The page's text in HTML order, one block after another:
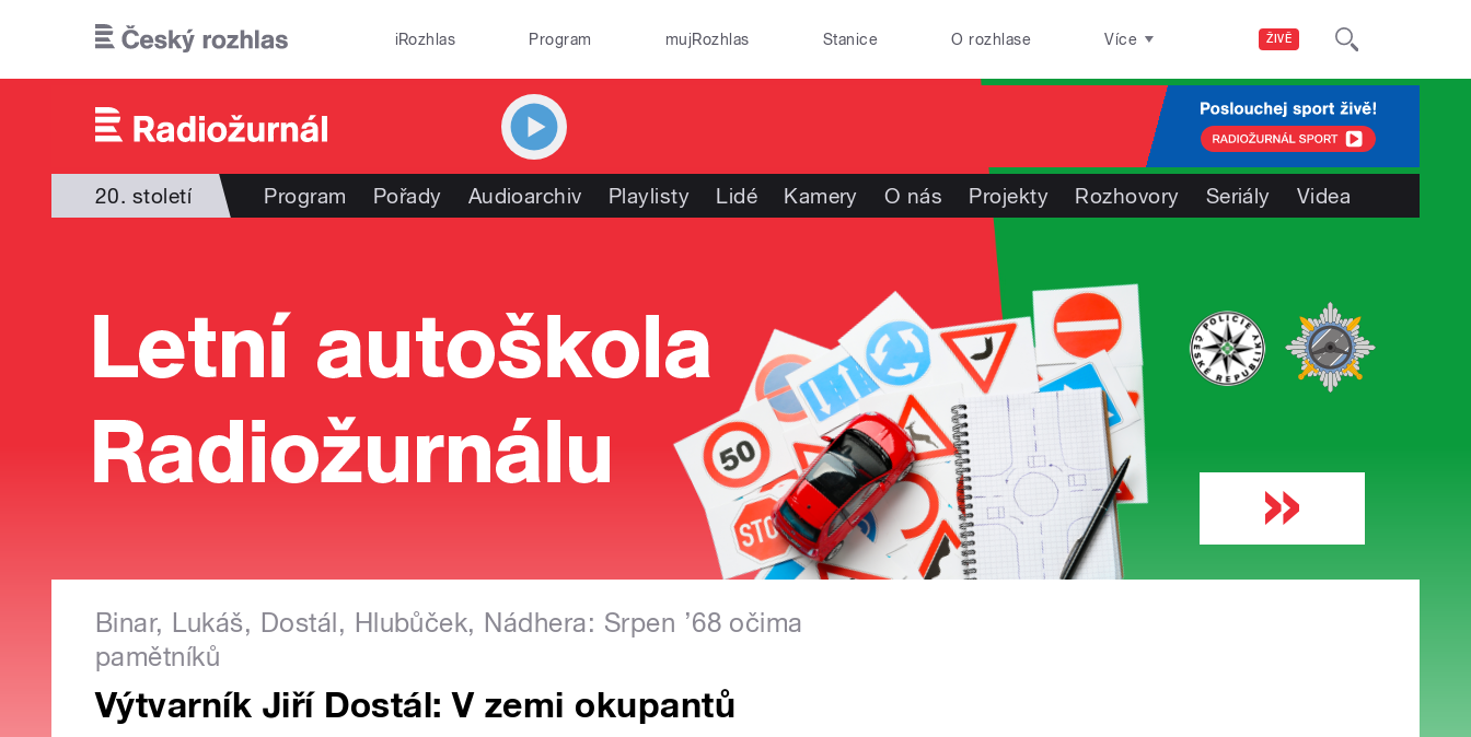
ŽIVĚ
iRozhlas Program mujRozhlas Stanice O rozhlase Více
20. století Program Pořady Audioarchiv Playlisty Lidé Kamery O nás Projekty Rozhovory Seriály Videa
Binar, Lukáš, Dostál, Hlubůček, Nádhera: Srpen ’68 očima
pamětníků
Výtvarník Jiří Dostál: V zemi okupantů